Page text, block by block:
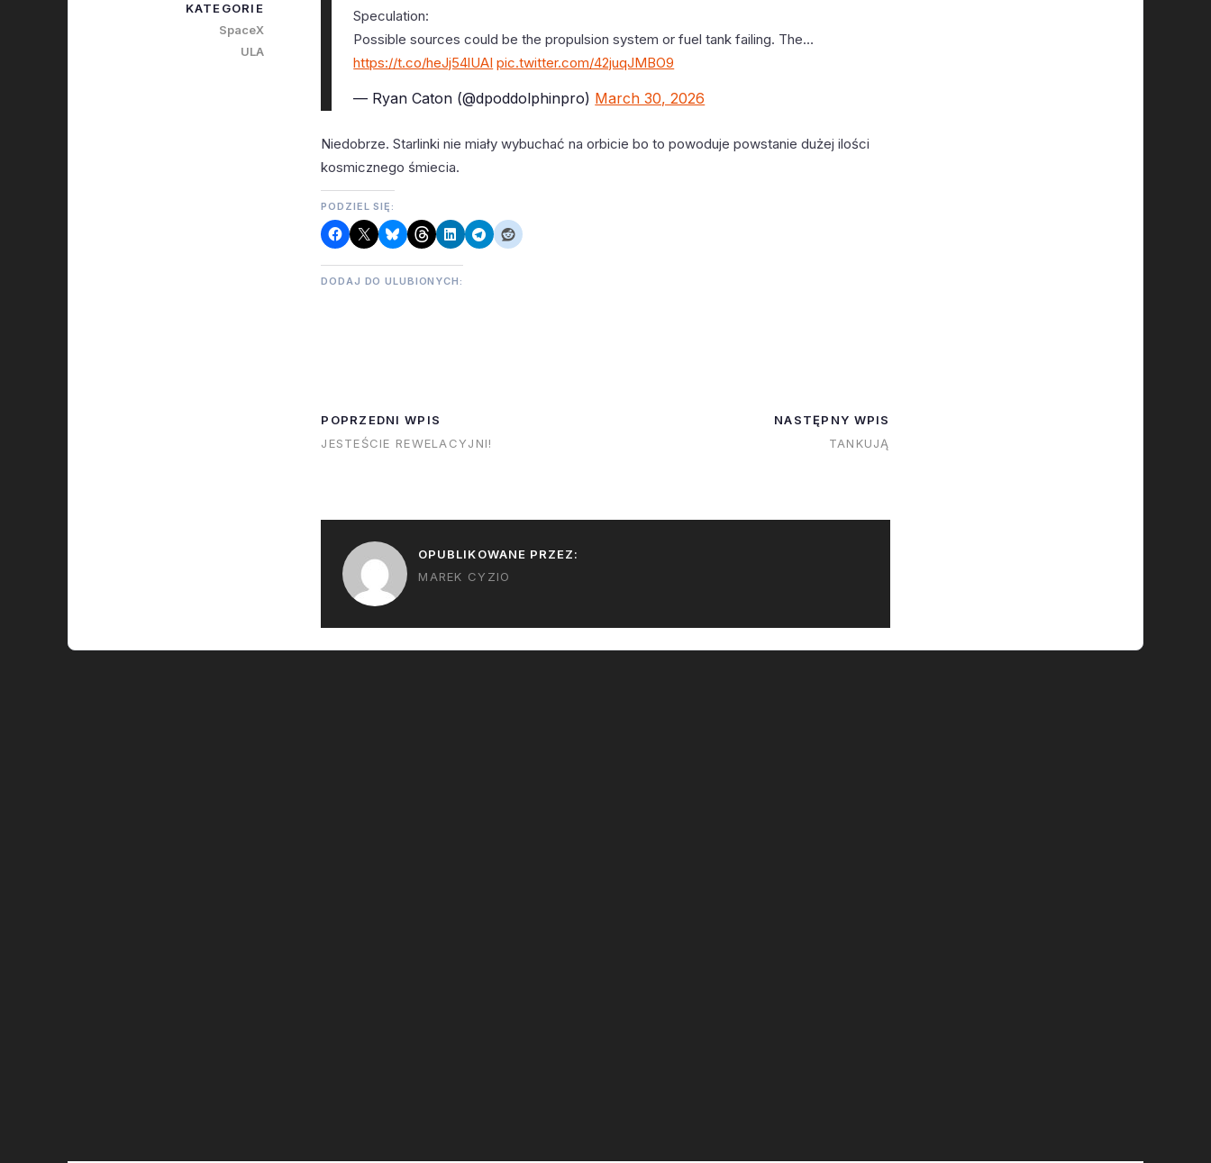
Speculation:
Possible sources could be the propulsion system or fuel tank failing. The…
https://t.co/heJj54lUAI pic.twitter.com/42juqJMBO9
— Ryan Caton (@dpoddolphinpro) March 30, 2026
Niedobrze. Starlinki nie miały wybuchać na orbicie bo to powoduje powstanie dużej ilości
kosmicznego śmiecia.
PODZIEL SIĘ:
DODAJ DO ULUBIONYCH:
POPRZEDNI WPIS
JESTEŚCIE REWELACYJNI!
NASTĘPNY WPIS
TANKUJĄ
KATEGORIE
SpaceX
ULA
OPUBLIKOWANE PRZEZ:
MAREK CYZIO